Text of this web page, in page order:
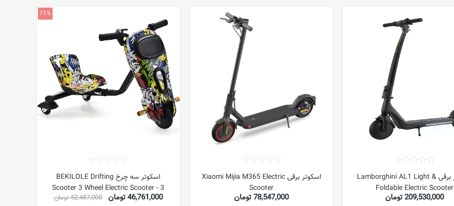
اسکوتر برقی Lamborghini AL1 Light &
Foldable Electric Scooter
209,530,000 تومان
اسکوتر برقی Xiaomi Mijia M365 Electric
Scooter
78,547,000 تومان
11%
اسکوتر سه چرخ BEKILOLE Drifting
Scooter 3 Wheel Electric Scooter - 3
Driving Modes- Bluetooth- Lights -
46,761,000 تومان 52,487,000 تومان